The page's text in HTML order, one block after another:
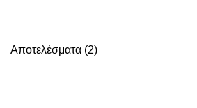
Αποτελέσματα (2)